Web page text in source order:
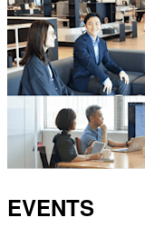
EVENTS